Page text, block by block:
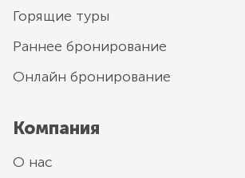
Горящие туры
Раннее бронирование
Онлайн бронирование
Компания
О нас